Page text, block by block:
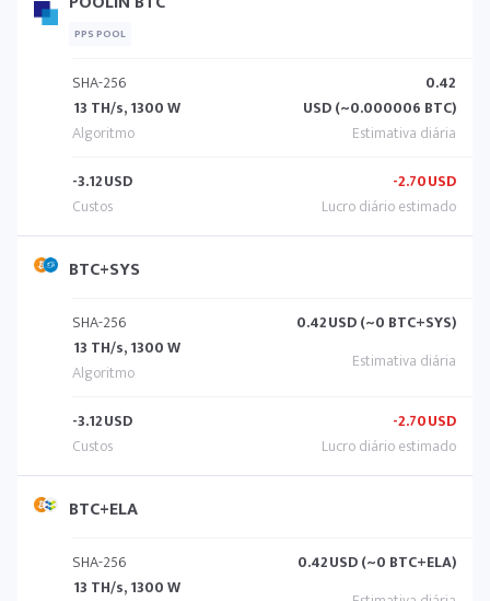
PPS POOL
SHA-256
13 TH/s, 1300 W
0.42
USD (~0.000006 BTC)
-3.12USD -2.70USD
BTC+SYS
SHA-256
13 TH/s, 1300 W
0.42USD (~0 BTC+SYS)
-3.12USD -2.70USD
BTC+ELA
SHA-256
13 TH/s, 1300 W
0.42USD (~0 BTC+ELA)